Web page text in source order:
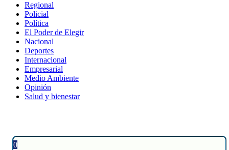
Regional
Policial
Política
El Poder de Elegir
Nacional
Deportes
Internacional
Empresarial
Medio Ambiente
Opinión
Salud y bienestar
0